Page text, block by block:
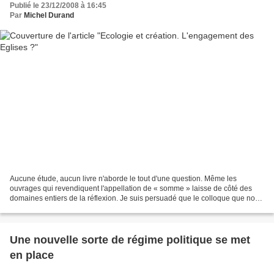
Publié le 23/12/2008 à 16:45
Par Michel Durand
Aucune étude, aucun livre n'aborde le tout d'une question. Même les
ouvrages qui revendiquent l'appellation de « somme » laisse de côté des
domaines entiers de la réflexion. Je suis persuadé que le colloque que nous
Une nouvelle sorte de régime politique se met
en place